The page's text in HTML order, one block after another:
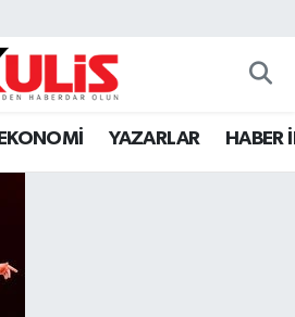
EKONOMİ YAZARLAR HABER